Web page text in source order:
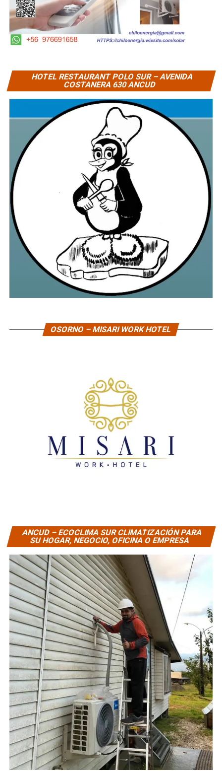
HOTEL RESTAURANT POLO SUR – AVENIDA
COSTANERA 630 ANCUD
OSORNO – MISARI WORK HOTEL
ANCUD – ECOCLIMA SUR CLIMATIZACIÓN PARA
SU HOGAR, NEGOCIO, OFICINA O EMPRESA